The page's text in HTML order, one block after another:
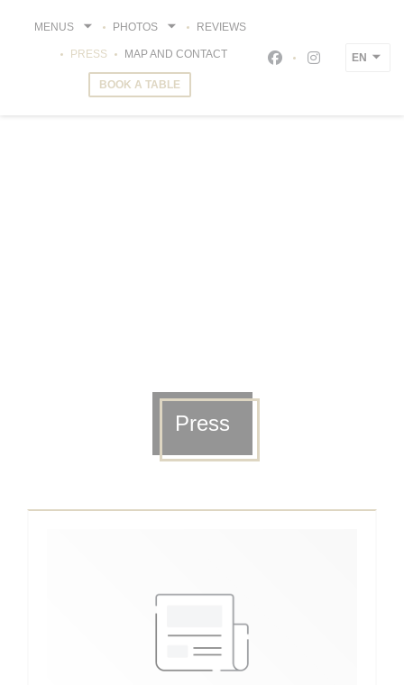
MENUS PHOTOS REVIEWS
PRESS MAP AND CONTACT
BOOK A TABLE
Facebook ((opens
Instagram
EN
Press